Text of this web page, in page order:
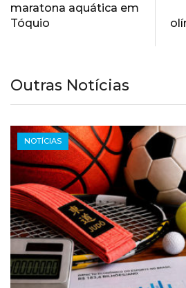
maratona aquática em
Tóquio
Outras Notícias
NOTÍCIAS